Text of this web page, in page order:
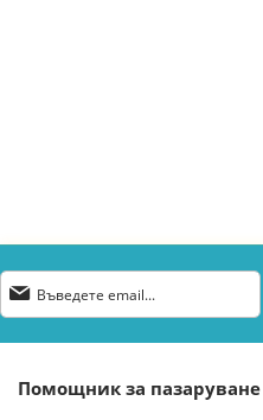
Абонирай
се
бюлетин:
Помощник за пазаруване